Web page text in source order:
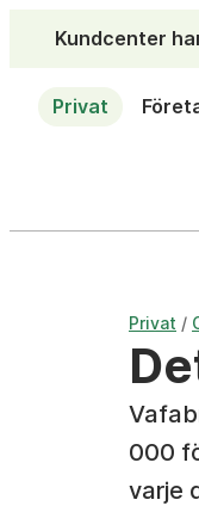
Kundcenter
Privat
Privat /
000
varje